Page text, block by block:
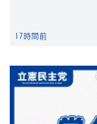
17時間前